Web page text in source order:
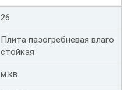
26
Плита пазогребневая влаго
стойкая
м.кв.